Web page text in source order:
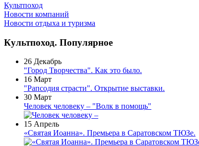
Культпоход
Новости компаний
Новости отдыха и туризма
Культпоход. Популярное
26 Декабрь
"Город Творчества". Как это было.
16 Март
"Рапсодия страсти". Открытие выставки.
30 Март
Человек человеку – "Волк в помощь"
15 Апрель
«Святая Иоанна». Премьера в Саратовском ТЮЗе.